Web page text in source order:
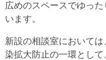
ㅤ広めのスペースでゆっ
います。
ㅤ新設の相談室において
染拡大防止の一環とし